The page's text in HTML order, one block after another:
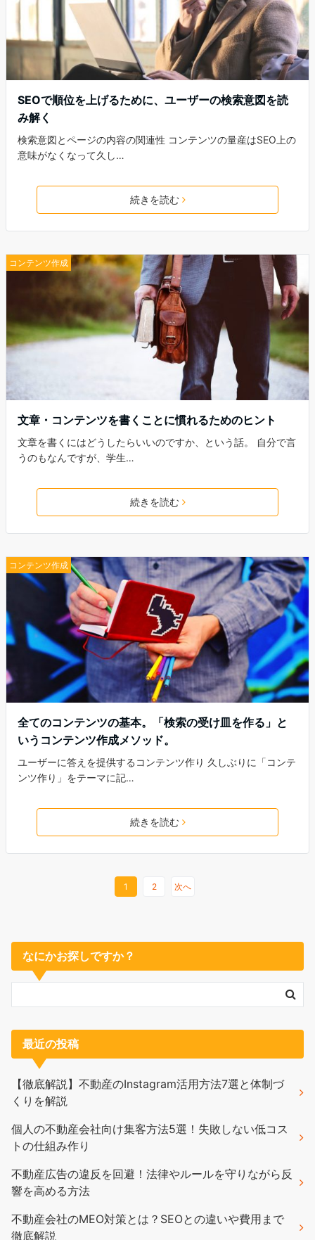
SEOで順位を上げるために、ユーザーの検索意図を読
み解く
検索意図とページの内容の関連性 コンテンツの量産はSEO上の
意味がなくなって久し…
続きを読む
コンテンツ作成
文章・コンテンツを書くことに慣れるためのヒント
文章を書くにはどうしたらいいのですか、という話。 自分で言
うのもなんですが、学生…
続きを読む
コンテンツ作成
全てのコンテンツの基本。「検索の受け皿を作る」と
いうコンテンツ作成メソッド。
ユーザーに答えを提供するコンテンツ作り 久しぶりに「コンテ
ンツ作り」をテーマに記…
続きを読む
1 2 次へ
なにかお探しですか？
最近の投稿
【徹底解説】不動産のInstagram活用方法7選と体制づ
くりを解説
個人の不動産会社向け集客方法5選！失敗しない低コス
トの仕組み作り
不動産広告の違反を回避！法律やルールを守りながら反
響を高める方法
不動産会社のMEO対策とは？SEOとの違いや費用まで
徹底解説